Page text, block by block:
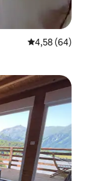
Note
4,58 (64)